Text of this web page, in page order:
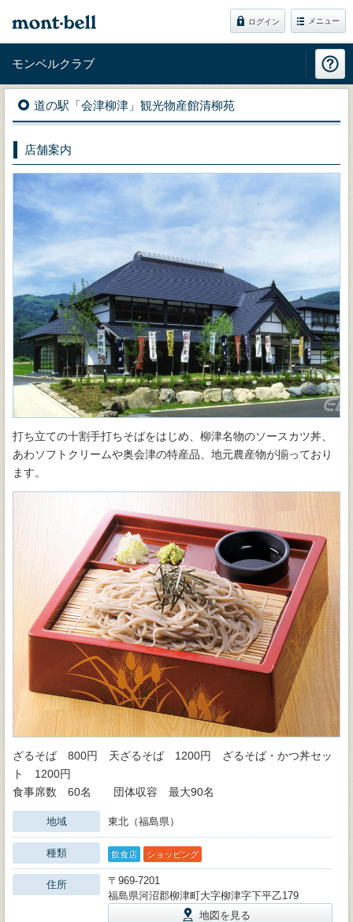
ログイン メニュー
モンベルクラブ
道の駅「会津柳津」観光物産館清柳苑
店舗案内
打ち立ての十割手打ちそばをはじめ、柳津名物のソースカツ丼、
あわソフトクリームや奥会津の特産品、地元農産物が揃っており
ます。
ざるそば 800円 天ざるそば 1200円 ざるそば・かつ丼セッ
ト 1200円
食事席数 60名 団体収容 最大90名
地域 東北（福島県）
種類 飲食店 ショッピング
住所
〒969-7201
福島県河沼郡柳津町大字柳津字下平乙179
地図を見る